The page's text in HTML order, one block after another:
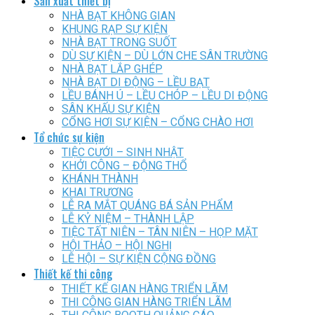
NHÀ BẠT KHÔNG GIAN
KHUNG RẠP SỰ KIỆN
NHÀ BẠT TRONG SUỐT
DÙ SỰ KIỆN – DÙ LỚN CHE SÂN TRƯỜNG
NHÀ BẠT LẮP GHÉP
NHÀ BẠT DI ĐỘNG – LỀU BẠT
LỀU BÁNH Ú – LỀU CHÓP – LỀU DI ĐỘNG
SÂN KHẤU SỰ KIỆN
CỔNG HƠI SỰ KIỆN – CỔNG CHÀO HƠI
Tổ chức sự kiện
TIỆC CƯỚI – SINH NHẬT
KHỞI CÔNG – ĐỘNG THỔ
KHÁNH THÀNH
KHAI TRƯƠNG
LỄ RA MẮT QUÁNG BÁ SẢN PHẨM
LỄ KỶ NIỆM – THÀNH LẬP
TIỆC TẤT NIÊN – TÂN NIÊN – HỌP MẶT
HỘI THẢO – HỘI NGHỊ
LỄ HỘI – SỰ KIỆN CỘNG ĐỒNG
Thiết kế thi công
THIẾT KẾ GIAN HÀNG TRIỂN LÃM
THI CÔNG GIAN HÀNG TRIỂN LÃM